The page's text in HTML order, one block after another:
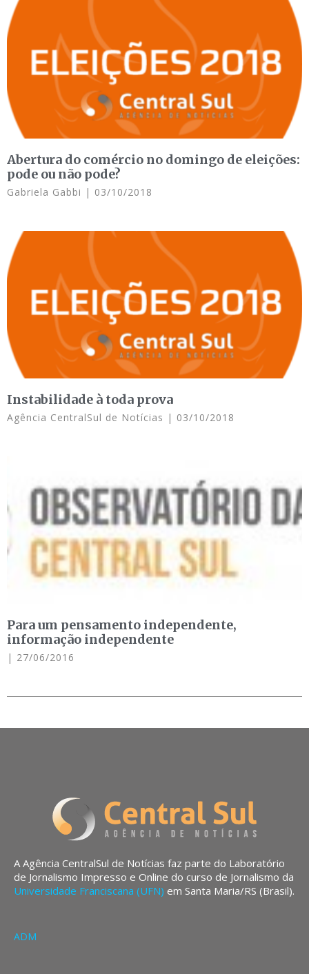
Abertura do comércio no domingo de eleições:
pode ou não pode?
Gabriela Gabbi 03/10/2018
Instabilidade à toda prova
Agência CentralSul de Notícias 03/10/2018
Para um pensamento independente,
informação independente
27/06/2016
A Agência CentralSul de Notícias faz parte do Laboratório
de Jornalismo Impresso e Online do curso de Jornalismo da
Universidade Franciscana (UFN) em Santa Maria/RS (Brasil).
ADM